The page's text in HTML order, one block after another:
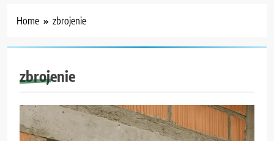
Home zbrojenie
zbrojenie